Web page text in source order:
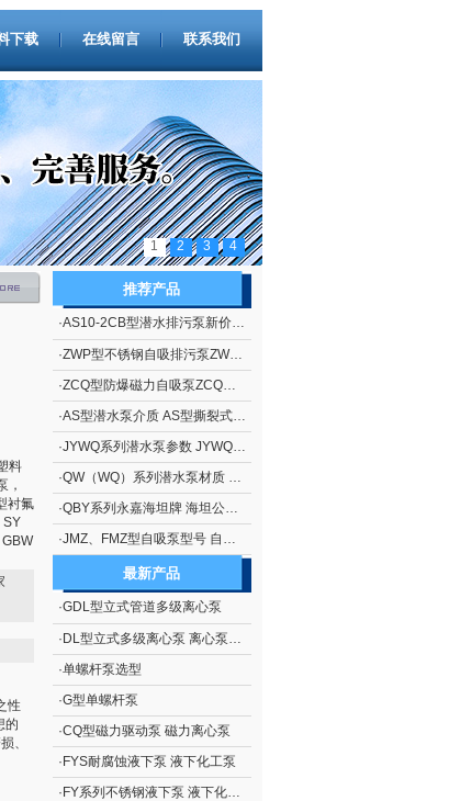
下载 在线留言 联系我们
1 2 3 4
料
，
衬氟
SY
性
的
、
推荐产品
·AS10-2CB型潜水排污泵新价格 撕裂式潜水排污泵AS型 立式排污泵
·ZWP型不锈钢自吸排污泵ZWP型（自吸污水泵）
·ZCQ型防爆磁力自吸泵ZCQ型自吸泵
·AS型潜水泵介质 AS型撕裂式潜水泵
·JYWQ系列潜水泵参数 JYWQ系列自动搅匀潜水泵
·QW（WQ）系列潜水泵材质 QW（WQ）系列无堵塞潜水排污泵
·QBY系列永嘉海坦牌 海坦公司生产 隔膜泵系列 QBY系列铝合金气动隔膜泵
·JMZ、FMZ型自吸泵型号 自吸泵概述 JMZ、FMZ型不锈钢移动式自吸泵
最新产品
·GDL型立式管道多级离心泵
· DL型立式多级离心泵 离心泵生产
·单螺杆泵选型
·G型单螺杆泵
·CQ型磁力驱动泵 磁力离心泵
· FYS耐腐蚀液下泵 液下化工泵
· FY系列不锈钢液下泵 液下化工泵